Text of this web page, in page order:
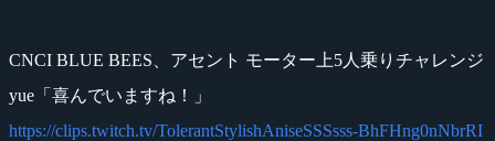
CNCI BLUE BEES、アセント モーター上5人乗りチャレンジ
yue「喜んでいますね！」
https://clips.twitch.tv/TolerantStylishAniseSSSsss-BhFHng0nNbrRI